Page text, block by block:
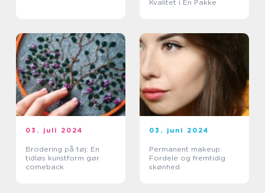
Kvalitet i Én Pakke
03. juli 2024
Brodering på tøj: En
tidløs kunstform gør
comeback
03. juni 2024
Permanent makeup:
Fordele og fremtidig
skønhed